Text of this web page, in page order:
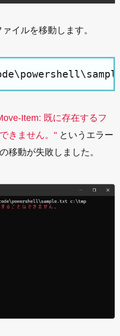
イルを移動します。
Item: 既に存在するフ
きません。" というエラー
移動が失敗しました。